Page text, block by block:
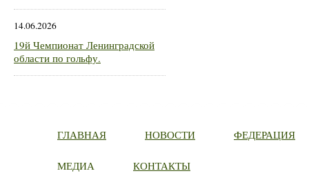
14.06.2026
19й Чемпионат Ленинградской
области по гольфу.
ГЛАВНАЯ НОВОСТИ ФЕДЕРАЦИЯ
МЕДИА КОНТАКТЫ